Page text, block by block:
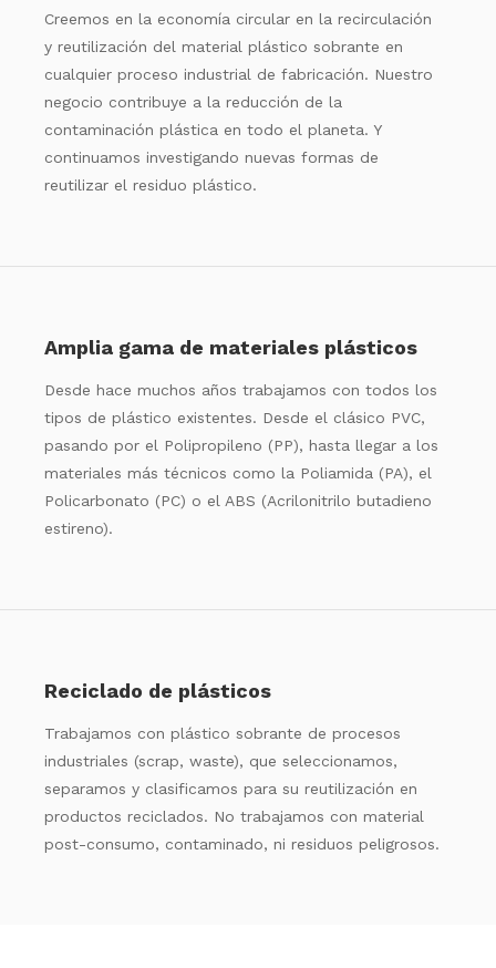
Creemos en la economía circular en la recirculación
y reutilización del material plástico sobrante en
cualquier proceso industrial de fabricación. Nuestro
negocio contribuye a la reducción de la
contaminación plástica en todo el planeta. Y
continuamos investigando nuevas formas de
reutilizar el residuo plástico.
Amplia gama de materiales plásticos
Desde hace muchos años trabajamos con todos los
tipos de plástico existentes. Desde el clásico PVC,
pasando por el Polipropileno (PP), hasta llegar a los
materiales más técnicos como la Poliamida (PA), el
Policarbonato (PC) o el ABS (Acrilonitrilo butadieno
estireno).
Reciclado de plásticos
Trabajamos con plástico sobrante de procesos
industriales (scrap, waste), que seleccionamos,
separamos y clasificamos para su reutilización en
productos reciclados. No trabajamos con material
post-consumo, contaminado, ni residuos peligrosos.